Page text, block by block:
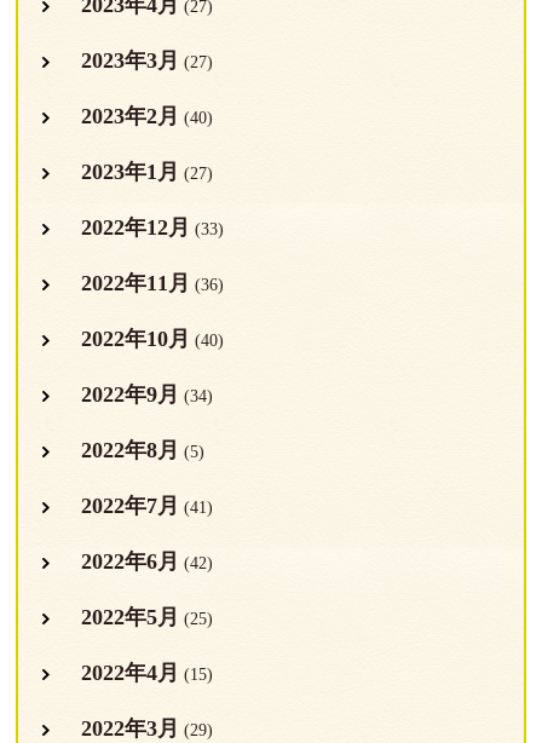
(27)
2023年3月 (27)
2023年2月 (40)
2023年1月 (27)
2022年12月 (33)
2022年11月 (36)
2022年10月 (40)
2022年9月 (34)
2022年8月 (5)
2022年7月 (41)
2022年6月 (42)
2022年5月 (25)
2022年4月 (15)
2022年3月 (29)